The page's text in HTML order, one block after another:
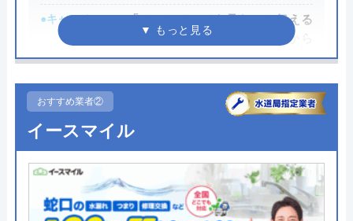
●キャンペーン
「ホームページを見た」と伝える
だけで、WEB割で作業料金から
3,000円割引！
●駆けつけ時間 最短20分
●定休日 年中無休
●出張見積もり 出張・見積もり無料
●支払い方法
現金、銀行振込、モバイル、後払
おすすめ業者②
イースマイル